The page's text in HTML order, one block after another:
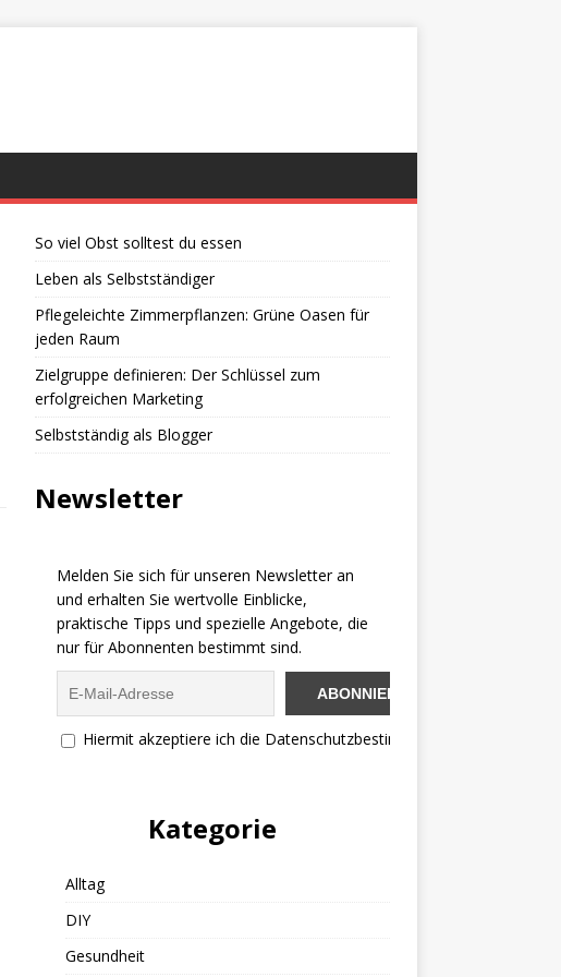
So viel Obst solltest du essen
Leben als Selbstständiger
Pflegeleichte Zimmerpflanzen: Grüne Oasen für
jeden Raum
Zielgruppe definieren: Der Schlüssel zum
erfolgreichen Marketing
Selbstständig als Blogger
Newsletter
Melden Sie sich für unseren Newsletter an
und erhalten Sie wertvolle Einblicke,
praktische Tipps und spezielle Angebote, die
nur für Abonnenten bestimmt sind.
Hiermit akzeptiere ich die Datenschutzbestimmungen
Kategorie
Alltag
DIY
Gesundheit